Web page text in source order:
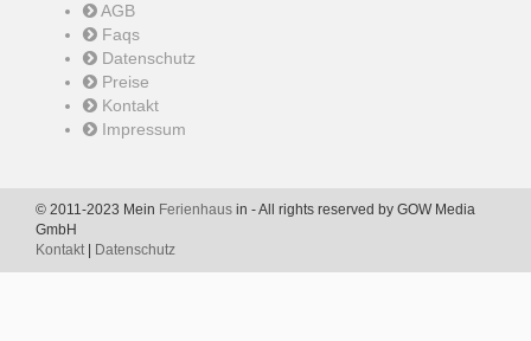
AGB
Faqs
Datenschutz
Preise
Kontakt
Impressum
© 2011-2023 Mein Ferienhaus in - All rights reserved by GOW Media
GmbH
Kontakt| Datenschutz